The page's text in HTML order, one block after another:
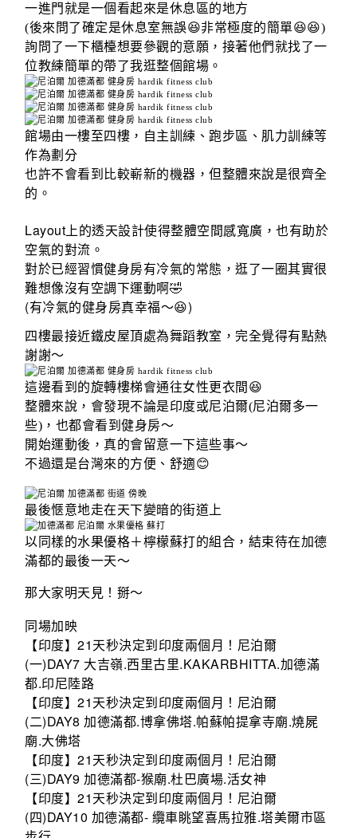
一進門就是一個看起來是休息區的地方
(後來問了確定是休息室無誤😆非常極度的簡單😆😆)
詢問了一下櫃檯想要參觀的意願，接著他們就找了一
位教練簡單的帶了我逛整個館場。
館場由一樓至四樓，自主訓練、跑步區、肌力訓練等
作為劃分
也許不會看到比較嶄新的機器，但整體來說是很齊全
的。
Layout 上的透天設計使得整體空間感寬廣，也有助於
空氣的對流。
對於已經習慣健身房有冷氣的常態，逛了一圈其實很
難想像沒有空調下運動啊 🤣
(有冷氣的健身房真幸福～😆)
四樓最接近鐵皮屋頂處為舞蹈教室，完全覺得有點熱
謝謝～
這邊看到的旋轉樓梯會通往女性更衣間😆
整體來說，會發現不論是印度或尼泊爾(尼泊爾多一
些)，也都會看到健身房～
開始運動後，真的會留意一下這些事～
不過還是台灣來的方便、舒適😊
最後愜意地走在天下變暗的街道上
以同樣的水果優格＋檸檬蘇打的組合，結束待在加德
滿都的最後一天～
那大家明天見！掰～
同場加映
【印度】21天秒決定到印度兩個月！尼泊爾
(一)DAY7 大吉嶺.西里古里.KAKARBHITTA.加德滿
都.印尼陸路
【印度】21天秒決定到印度兩個月！尼泊爾
(二)DAY8 加德滿都.博拿佛塔.帕蘇帕提拿寺廟.燒屍
廟.大佛塔
【印度】21天秒決定到印度兩個月！尼泊爾
(三)DAY9 加德滿都-猴廟.杜巴廣場.活女神
【印度】21天秒決定到印度兩個月！尼泊爾
(四)DAY10 加德滿都- 纜車眺望喜馬拉雅.塔美爾市區